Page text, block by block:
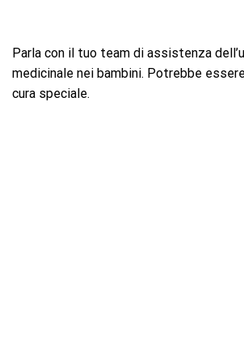
Parla con il tuo team di assistenza
medicinale nei bambini. Potrebbe
cura speciale.